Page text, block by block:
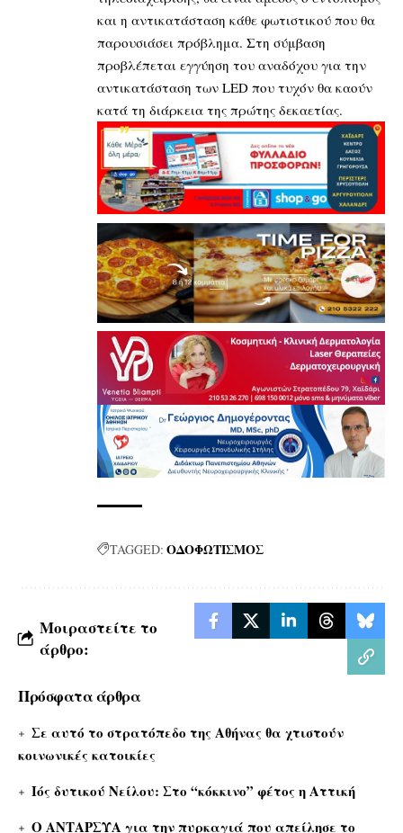
και η αντικατάσταση κάθε φωτιστικού που θα
παρουσιάσει πρόβλημα. Στη σύμβαση
προβλέπεται εγγύηση του αναδόχου για την
αντικατάσταση των LED που τυχόν θα καούν
κατά τη διάρκεια της πρώτης δεκαετίας.
TAGGED: ΟΔΟΦΩΤΙΣΜΟΣ
Μοιραστείτε το
άρθρο:
Πρόσφατα άρθρα
Σε αυτό το στρατόπεδο της Αθήνας θα χτιστούν
κοινωνικές κατοικίες
Ιός δυτικού Νείλου: Στο “κόκκινο” φέτος η Αττική
Ο ΑΝΤΑΡΣΥΑ για την πυρκαγιά που απείλησε το